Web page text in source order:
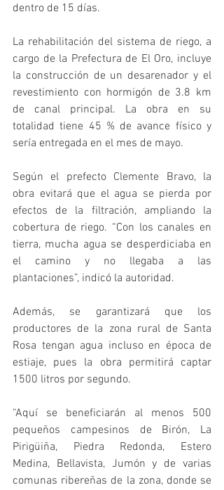
dentro de 15 días.
La rehabilitación del sistema de riego, a
cargo de la Prefectura de El Oro, incluye
la construcción de un desarenador y el
revestimiento con hormigón de 3.8 km
de canal principal. La obra en su
totalidad tiene 45 % de avance físico y
sería entregada en el mes de mayo.
Según el prefecto Clemente Bravo, la
obra evitará que el agua se pierda por
efectos de la filtración, ampliando la
cobertura de riego. “Con los canales en
tierra, mucha agua se desperdiciaba en
el camino y no llegaba a las
plantaciones”, indicó la autoridad.
Además, se garantizará que los
productores de la zona rural de Santa
Rosa tengan agua incluso en época de
estiaje, pues la obra permitirá captar
1500 litros por segundo.
“Aquí se beneficiarán al menos 500
pequeños campesinos de Birón, La
Pirigüiña, Piedra Redonda, Estero
Medina, Bellavista, Jumón y de varias
comunas ribereñas de la zona, donde se